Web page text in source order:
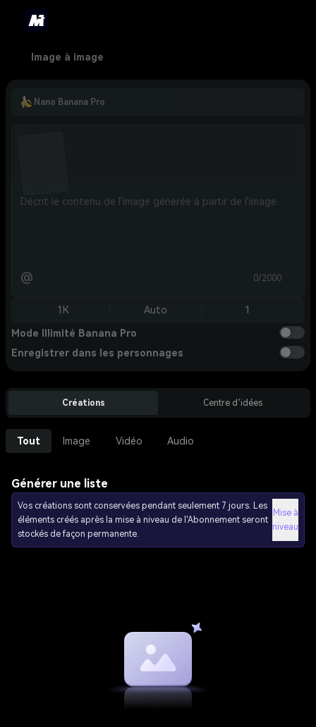
Image à image
Nano Banana Pro
@ 0/2000
1K Auto 1
Mode Illimité Banana Pro
Enregistrer dans les personnages
Créations Centre d’idées
Tout Image Vidéo Audio
Générer une liste
Vos créations sont conservées pendant seulement 7 jours. Les
éléments créés après la mise à niveau de l'Abonnement seront
stockés de façon permanente.
Mise à
niveau